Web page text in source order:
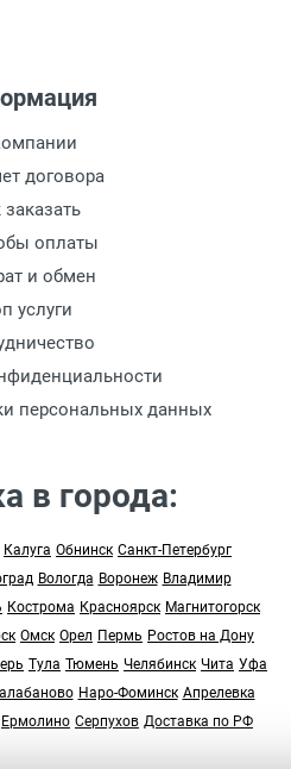
договора
заказать
оплаты
и обмен
услуги
персональных данных
в города:
Калуга Обнинск Санкт-Петербург
Вологда Воронеж Владимир
Кострома Красноярск Магнитогорск
Омск Орел Пермь Ростов на Дону
Тула Тюмень Челябинск Чита Уфа
Наро-Фоминск Апрелевка
Ермолино Серпухов Доставка по РФ